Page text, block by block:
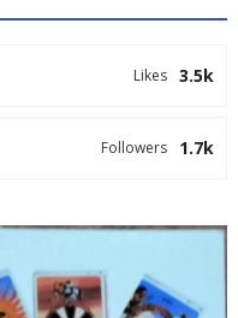
3.5k
Likes
1.7k
Followers